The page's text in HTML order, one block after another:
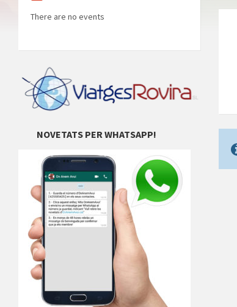
There are no events
NOVETATS PER WHATSAPP!